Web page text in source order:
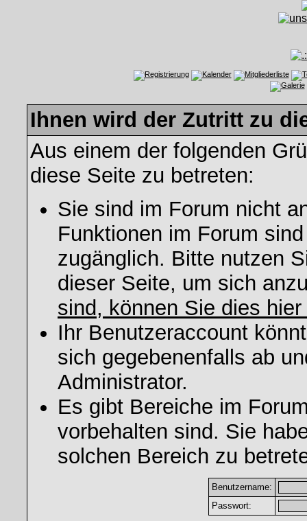
Ihnen wird der Zutritt zu
Aus einem der folgenden
diese Seite zu betreten:
Sie sind im Forum nicht
Funktionen im Forum
zugänglich. Bitte nutzen
dieser Seite, um sich
sind, können Sie dies hier
Ihr Benutzeraccount
sich gegebenenfalls ab
Administrator.
Es gibt Bereiche im
vorbehalten sind. Sie
solchen Bereich zu
Benutzername:
Passwort: